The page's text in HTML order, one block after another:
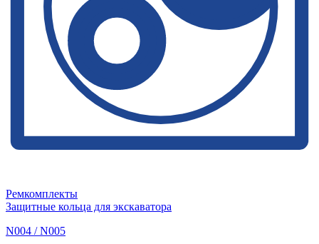
Ремкомплекты
Защитные кольца для экскаватора
N004 / N005